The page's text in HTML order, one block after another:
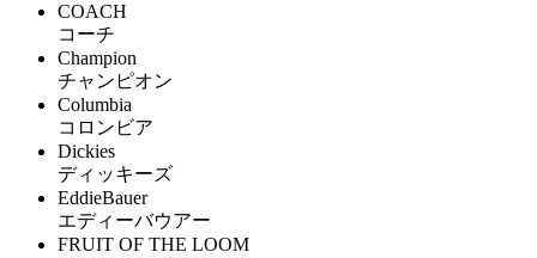
COACH
コーチ
Champion
チャンピオン
Columbia
コロンビア
Dickies
ディッキーズ
EddieBauer
エディーバウアー
FRUIT OF THE LOOM